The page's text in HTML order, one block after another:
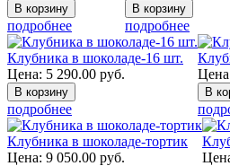
подробнее подробнее
Клубника в шоколаде-16 шт.
Цена: 5 290.00 руб.
подробнее
Клубника в шоколаде-тортик
Цена: 9 050.00 руб.